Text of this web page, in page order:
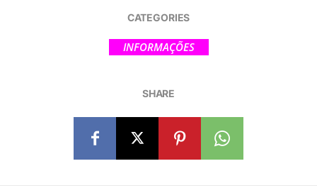
CATEGORIES
INFORMAÇÕES
SHARE